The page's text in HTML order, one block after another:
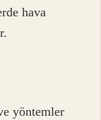
hava
yöntemler